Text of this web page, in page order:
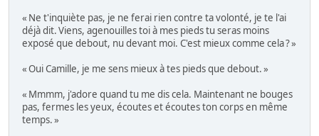
« Ne t'inquiète pas, je ne ferai rien contre ta volonté, je te l'ai
déjà dit. Viens, agenouilles toi à mes pieds tu seras moins
exposé que debout, nu devant moi. C'est mieux comme cela ? »
« Oui Camille, je me sens mieux à tes pieds que debout. »
« Mmmm, j'adore quand tu me dis cela. Maintenant ne bouges
pas, fermes les yeux, écoutes et écoutes ton corps en même
temps. »